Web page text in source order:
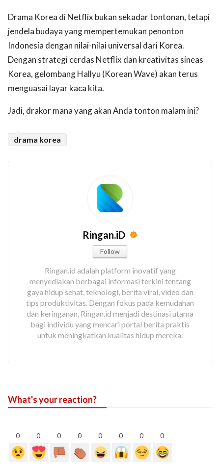
Drama Korea di Netflix bukan sekadar tontonan, tetapi
jendela budaya yang mempertemukan penonton
Indonesia dengan nilai-nilai universal dari Korea.
Dengan strategi cerdas Netflix dan kreativitas sineas
Korea, gelombang Hallyu (Korean Wave) akan terus
menguasai layar kaca kita.
Jadi, drakor mana yang akan Anda tonton malam ini?
drama korea
Ringan.iD
Follow
Ringan.id adalah platform inovatif yang
menyediakan berbagai informasi terkini tentang
gaya hidup sehat, teknologi, berita viral, video dan
tips produktivitas. Dengan fokus pada kemudahan
dan keringanan, Ringan.id menjadi destinasi utama
bagi individu yang mencari portal berita praktis
untuk meningkatkan kualitas hidup mereka.
What's your reaction?
0 0 0 0 0 0 0 0